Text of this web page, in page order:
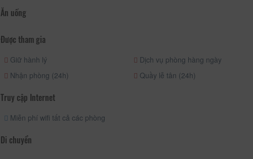
Ăn uống
Được tham gia
Giữ hành lý Dịch vụ phòng hàng ngày
Nhận phòng (24h)
Quầy lễ tân (24h)
Truy cập Internet
Miễn phí wifi tất cả các phòng
Di chuyển